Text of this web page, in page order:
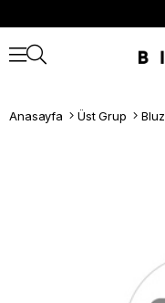
Anasayfa Üst Grup Bluz